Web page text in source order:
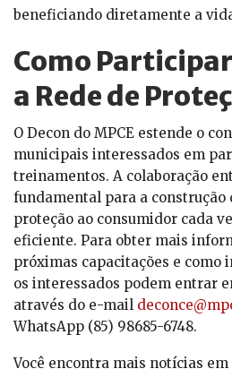
beneficiando diretamente a
Como
a Rede de
O Decon do MPCE estende o
municipais interessados em
treinamentos. A colaboração
fundamental para a construção
proteção ao consumidor cada
eficiente. Para obter mais
próximas capacitações e como
os interessados podem entrar
através do e-mail
WhatsApp (85) 98685-6748.
Você encontra mais notícias em